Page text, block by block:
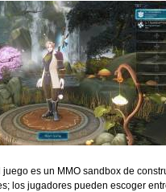
juego es un MMO sandbox de
los jugadores pueden escoger